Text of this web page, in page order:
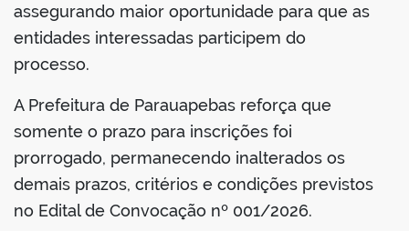
assegurando maior oportunidade para que as
entidades interessadas participem do
processo.
A Prefeitura de Parauapebas reforça que
somente o prazo para inscrições foi
prorrogado, permanecendo inalterados os
demais prazos, critérios e condições previstos
no Edital de Convocação nº 001/2026.